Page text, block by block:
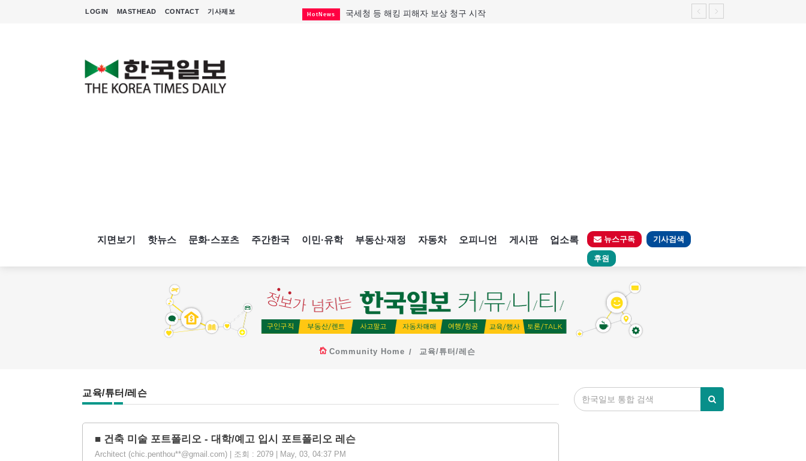
LOGIN MASTHEAD CONTACT 기사제보 HotNews 국세청 등 해킹 피해자 보상 청구 시작
지면보기 핫뉴스 문화·스포츠 주간한국 이민·유학 부동산·재정 자동차 오피니언 게시판 업소록 뉴스구독 기사검색
후원
Community Home 교육/튜터/레슨
교육/튜터/레슨
■ 건축 미술 포트폴리오 - 대학/예고 입시 포트폴리오 레슨
Architect (chic.penthou**@gmail.com) | 조회 : 2079 | May, 03, 04:37 PM